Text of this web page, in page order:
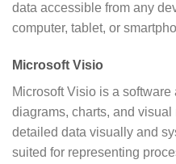
data accessible from any
computer, tablet, or
Microsoft Visio
Microsoft Visio is a
diagrams, charts, and
detailed data visually and
suited for representing